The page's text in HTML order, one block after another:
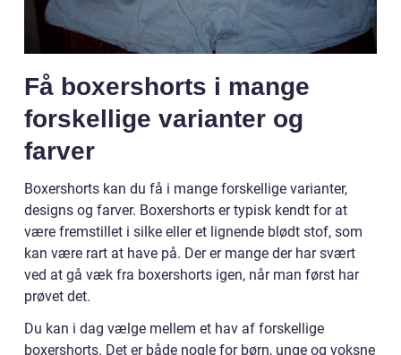
Få boxershorts i mange
forskellige varianter og
farver
Boxershorts kan du få i mange forskellige varianter,
designs og farver. Boxershorts er typisk kendt for at
være fremstillet i silke eller et lignende blødt stof, som
kan være rart at have på. Der er mange der har svært
ved at gå væk fra boxershorts igen, når man først har
prøvet det.
Du kan i dag vælge mellem et hav af forskellige
boxershorts. Det er både nogle for børn, unge og voksne